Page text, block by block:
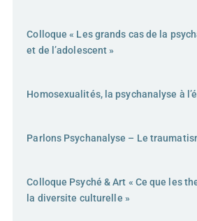
Colloque « Les grands cas de la
et de l’adolescent »
Homosexualités, la psychanalyse à
Parlons Psychanalyse – Le
Colloque Psyché & Art « Ce que les
la diversite culturelle »